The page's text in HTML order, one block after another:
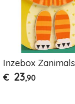
Inzebox Zanimals
€ 23,90